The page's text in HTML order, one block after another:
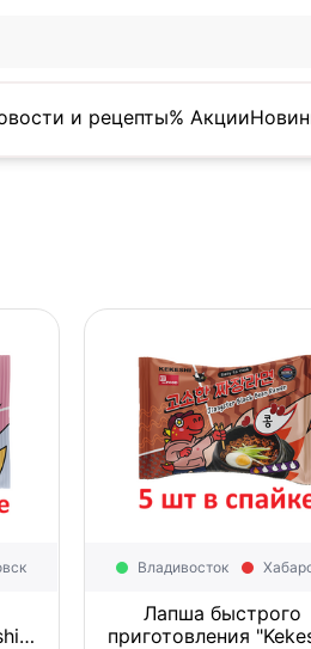
и рецепты% Акции
Лапша быстрого
приготовления
Владивосток